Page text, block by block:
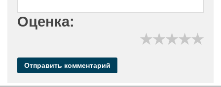
Оценка:
★
★
★
★
★